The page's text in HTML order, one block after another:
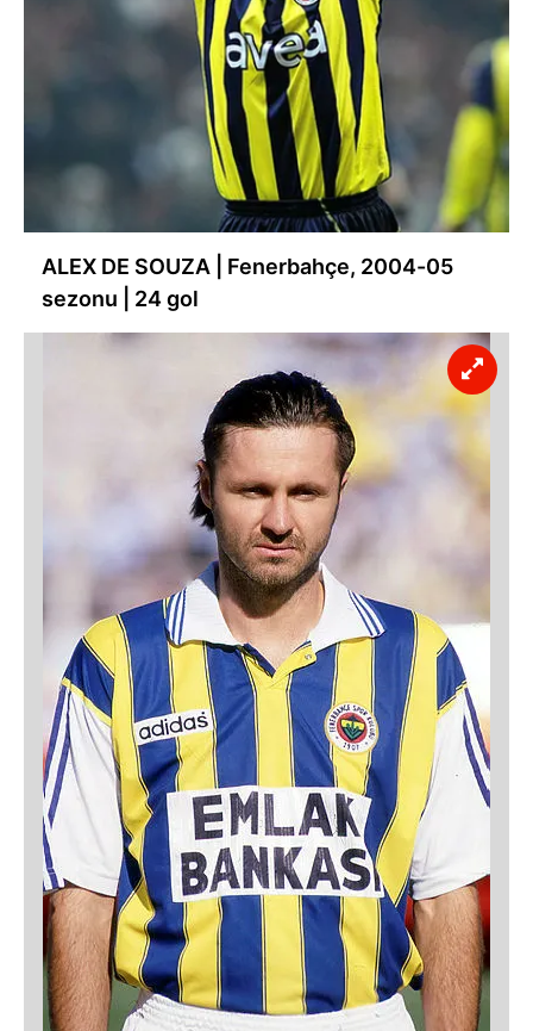
ALEX DE SOUZA | Fenerbahçe, 2004-05
sezonu | 24 gol